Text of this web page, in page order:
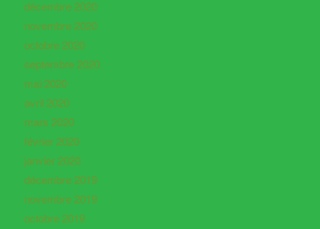
décembre 2020
novembre 2020
octobre 2020
septembre 2020
mai 2020
avril 2020
mars 2020
février 2020
janvier 2020
décembre 2019
novembre 2019
octobre 2019